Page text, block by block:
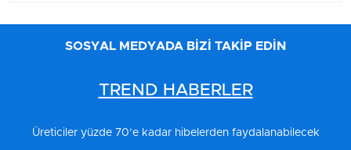
SOSYAL MEDYADA BİZİ TAKİP EDİN
TREND HABERLER
Üreticiler yüzde 70’e kadar hibelerden faydalanabilecek